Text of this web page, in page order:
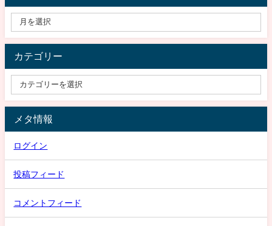
カテゴリー
メタ情報
ログイン
投稿フィード
コメントフィード